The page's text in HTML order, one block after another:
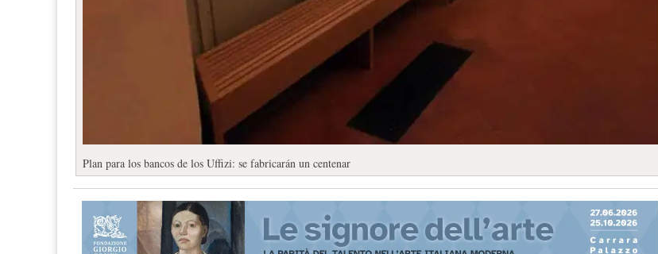
Plan para los bancos de los Uffizi: se fabricarán un centenar